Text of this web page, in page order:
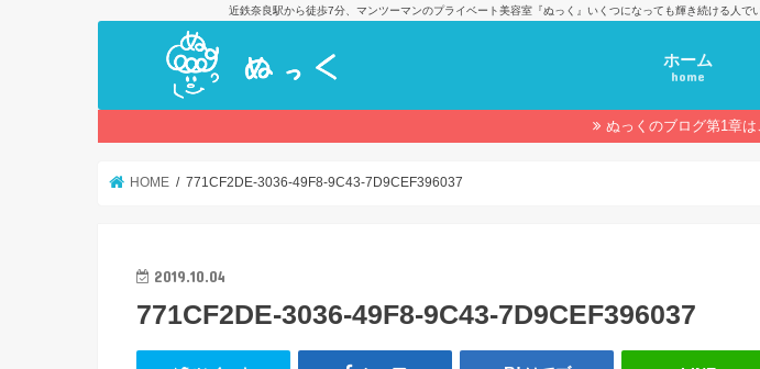
近鉄奈良駅から徒歩7分、マンツーマンのプライベート美容室『ぬっく』いくつになっても輝き続ける人
ホーム
home
ぬっくのブログ第1章
HOME 771CF2DE-3036-49F8-9C43-7D9CEF396037
2019.10.04
771CF2DE-3036-49F8-9C43-7D9CEF396037